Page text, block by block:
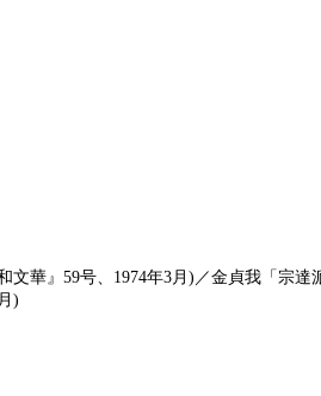
華』59号、1974年3月)／金貞我「宗達
)